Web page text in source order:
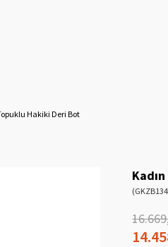
Hakiki Deri Bot